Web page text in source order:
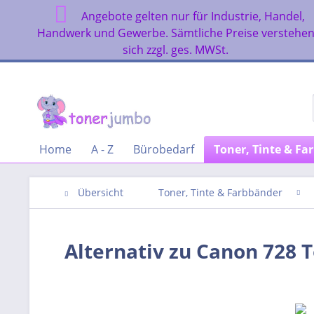
Angebote gelten nur für Industrie, Handel,
Handwerk und Gewerbe. Sämtliche Preise verstehen
sich zzgl. ges. MWSt.
Home A - Z Bürobedarf Toner, Tinte &
Übersicht Toner, Tinte & Farbbänder
Alternativ zu Canon 728